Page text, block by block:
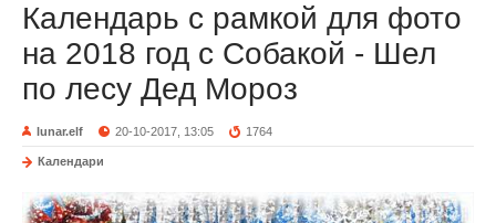
Календарь с рамкой для фото
на 2018 год с Собакой - Шел
по лесу Дед Мороз
lunar.elf 20-10-2017, 13:05 1764
Календари